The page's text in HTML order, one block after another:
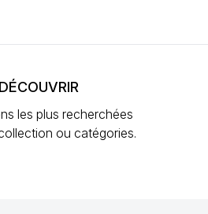
les plus recherchées
ou catégories.